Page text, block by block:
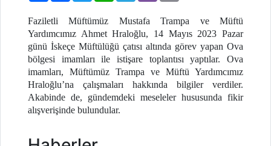
Faziletli Müftümüz Mustafa Trampa ve Müftü
Yardımcımız Ahmet Hraloğlu, 14 Mayıs 2023 Pazar
günü İskeçe Müftülüğü çatısı altında görev yapan Ova
bölgesi imamları ile istişare toplantısı yaptılar. Ova
imamları, Müftümüz Trampa ve Müftü Yardımcımız
Hraloğlu’na çalışmaları hakkında bilgiler verdiler.
Akabinde de, gündemdeki meseleler hususunda fikir
alışverişinde bulundular.